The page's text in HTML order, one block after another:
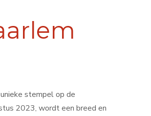
stempel op de
2023, wordt een breed en